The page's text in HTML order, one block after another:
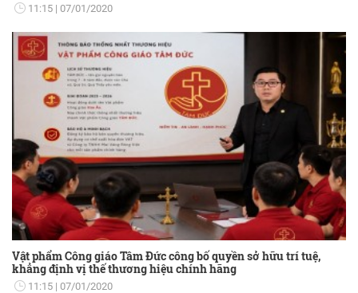
11:15 07/01/2020
Vật phẩm Công giáo Tâm Đức công bố quyền sở hữu trí tuệ,
khẳng định vị thế thương hiệu chính hãng
11:15 07/01/2020